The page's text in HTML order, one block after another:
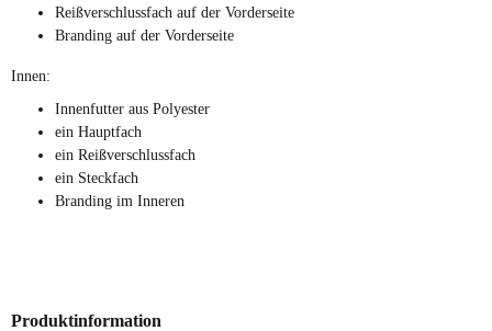
Reißverschlussfach auf der Vorderseite
Branding auf der Vorderseite
Innen:
Innenfutter aus Polyester
ein Hauptfach
ein Reißverschlussfach
ein Steckfach
Branding im Inneren
Produktinformation